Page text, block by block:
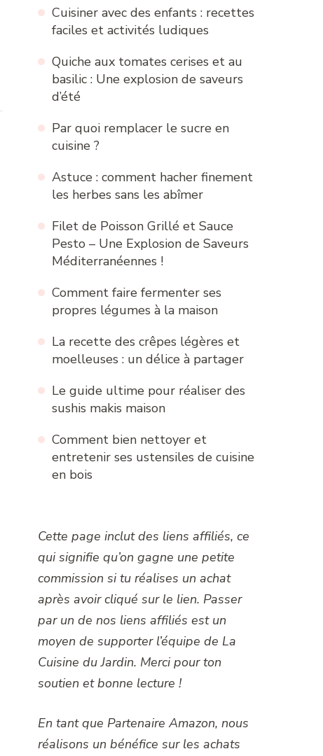
Cuisiner avec des enfants : recettes
faciles et activités ludiques
Quiche aux tomates cerises et au
basilic : Une explosion de saveurs
d’été
Par quoi remplacer le sucre en
cuisine ?
Astuce : comment hacher finement
les herbes sans les abîmer
Filet de Poisson Grillé et Sauce
Pesto – Une Explosion de Saveurs
Méditerranéennes !
Comment faire fermenter ses
propres légumes à la maison
La recette des crêpes légères et
moelleuses : un délice à partager
Le guide ultime pour réaliser des
sushis makis maison
Comment bien nettoyer et
entretenir ses ustensiles de cuisine
en bois
Cette page inclut des liens affiliés, ce
qui signifie qu’on gagne une petite
commission si tu réalises un achat
après avoir cliqué sur le lien. Passer
par un de nos liens affiliés est un
moyen de supporter l’équipe de La
Cuisine du Jardin. Merci pour ton
soutien et bonne lecture !
En tant que Partenaire Amazon, nous
réalisons un bénéfice sur les achats